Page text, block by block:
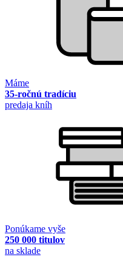
Máme
35-ročnú tradíciu
predaja kníh
Ponúkame vyše
250 000 titulov
na sklade